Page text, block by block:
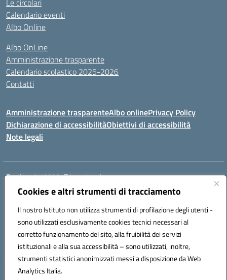
Cookies e altri strumenti di tracciamento
Il nostro Istituto non utilizza strumenti di profilazione degli utenti -
sono utilizzati esclusivamente cookies tecnici necessari al
corretto funzionamento del sito, alla fruibilità dei servizi
istituzionali e alla sua accessibilità – sono utilizzati, inoltre,
strumenti statistici anonimizzati messi a disposizione da Web
Analytics Italia.
Le circolari
Calendario eventi
Albo Online
Albo OnLine
Amministrazione trasparente
Calendario scolastico 2025-2026
Contatti
Amministrazione trasparenteAlbo onlinePrivacy Policy
Dichiarazione di accessibilitàObiettivi di accessibilità
Note legali
Email:rmis12800r@istruzione.it
Via E.Q. Visconti, 13 00193 ROMA (RM)
Telefono: 06121124725 Fax: 063216207
Codice univoco ufficio: UFSRLT
Codice meccanografico: RMIS12800R
Codice fiscale: 80210770584